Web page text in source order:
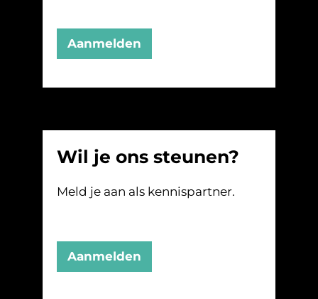
Aanmelden
Wil je ons steunen?
Meld je aan als kennispartner.
Aanmelden